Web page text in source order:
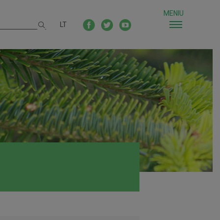
LT
MENIU